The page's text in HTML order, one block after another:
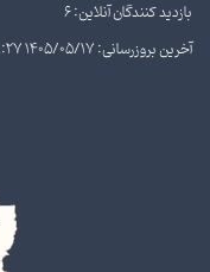
بازدید کنندگان آنلاین: 6
آخرین بروزرسانی: 1405/05/17 08:27